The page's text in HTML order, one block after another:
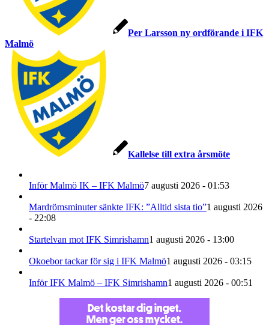
Per Larsson ny ordförande i IFK
Malmö
Kallelse till extra årsmöte
Inför Malmö IK – IFK Malmö7 augusti 2026 - 01:53
Mardrömsminuter sänkte IFK: ”Alltid sista tio”1 augusti 2026
- 22:08
Startelvan mot IFK Simrishamn1 augusti 2026 - 13:00
Okoebor tackar för sig i IFK Malmö1 augusti 2026 - 03:15
Inför IFK Malmö – IFK Simrishamn1 augusti 2026 - 00:51